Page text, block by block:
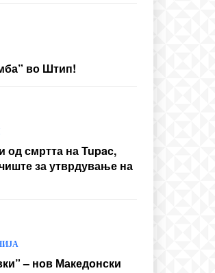
во Штип!
од смртта на Tupac,
за утврдување на
– нов Македонски